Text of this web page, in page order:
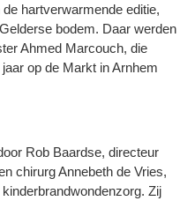
hartverwarmende editie,
bodem. Daar werden
Ahmed Marcouch, die
op de Markt in Arnhem
Rob Baardse, directeur
chirurg Annebeth de Vries,
Zij